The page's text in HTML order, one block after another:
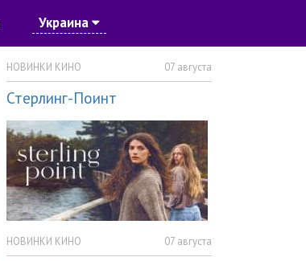
Украина
НОВИНКИ КИНО 07 августа
Стерлинг-Поинт
НОВИНКИ КИНО 07 августа